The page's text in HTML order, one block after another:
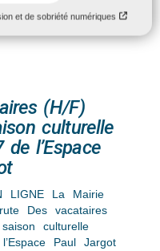
(H/F)
culturelle
de l’Espace
LIGNE La Mairie
Des vacataires
culturelle
Paul Jargot